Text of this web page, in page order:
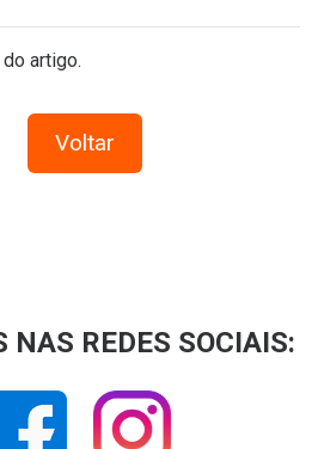
artigo.
Voltar
NAS REDES SOCIAIS: